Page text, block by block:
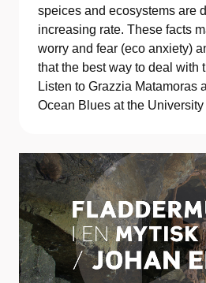
speices and ecosystems are
increasing rate. These facts
worry and fear (eco anxiety)
that the best way to deal with
Listen to Grazzia Matamoras
Ocean Blues at the